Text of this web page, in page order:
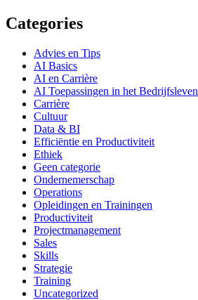
Categories
Advies en Tips
AI Basics
AI en Carrière
AI Toepassingen in het Bedrijfsleven
Carrière
Cultuur
Data & BI
Efficiëntie en Productiviteit
Ethiek
Geen categorie
Ondernemerschap
Operations
Opleidingen en Trainingen
Productiviteit
Projectmanagement
Sales
Skills
Strategie
Training
Uncategorized